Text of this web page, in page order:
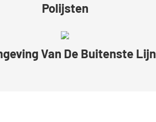
Polijsten
Van De Buitenste Lijn